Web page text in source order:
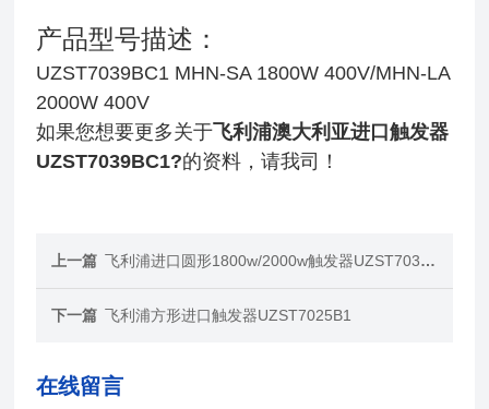
产品型号描述：
UZST7039BC1 MHN-SA 1800W 400V/MHN-LA
2000W 400V
如果您想要更多关于飞利浦澳大利亚进口触发器
UZST7039BC1?的资料，请我司！
上一篇 飞利浦进口圆形1800w/2000w触发器UZST7039BC1
下一篇 飞利浦方形进口触发器UZST7025B1
在线留言